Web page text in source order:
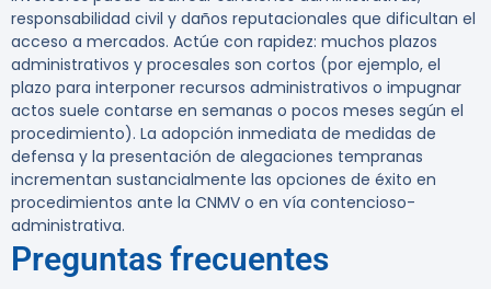
responsabilidad civil y daños reputacionales que dificultan el
acceso a mercados. Actúe con rapidez: muchos plazos
administrativos y procesales son cortos (por ejemplo, el
plazo para interponer recursos administrativos o impugnar
actos suele contarse en semanas o pocos meses según el
procedimiento). La adopción inmediata de medidas de
defensa y la presentación de alegaciones tempranas
incrementan sustancialmente las opciones de éxito en
procedimientos ante la CNMV o en vía contencioso-
administrativa.
Preguntas frecuentes